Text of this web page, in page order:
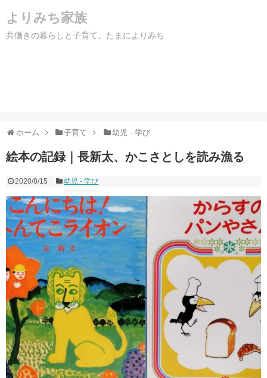
よりみち家族
共働きの暮らしと子育て。たまによりみち
ホーム 子育て 幼児 - 学び
絵本の記録｜長新太、かこさとしを読み漁る
2020/8/15 幼児 - 学び